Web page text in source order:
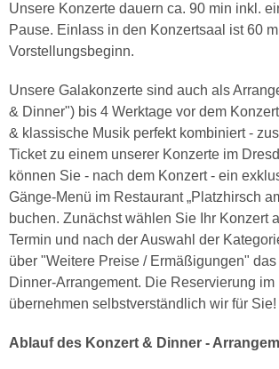
Unsere Konzerte dauern ca. 90 min inkl.
Pause. Einlass in den Konzertsaal ist 60
Vorstellungsbeginn.
Unsere Galakonzerte sind auch als
& Dinner") bis 4 Werktage vor dem
& klassische Musik perfekt kombiniert -
Ticket zu einem unserer Konzerte im
können Sie - nach dem Konzert - ein
Gänge-Menü im Restaurant „Platzhirsch
buchen. Zunächst wählen Sie Ihr Konzert
Termin und nach der Auswahl der
über "Weitere Preise / Ermäßigungen" das
Dinner-Arrangement. Die Reservierung im
übernehmen selbstverständlich wir für Sie!
Ablauf des Konzert & Dinner -